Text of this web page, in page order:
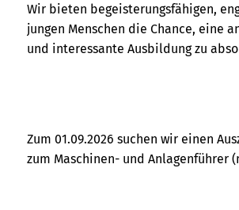
Wir bieten begeisterungsfähigen,
jungen Menschen die Chance, eine
und interessante Ausbildung zu
Zum 01.09.2026 suchen wir einen
zum Maschinen- und Anlagenführer